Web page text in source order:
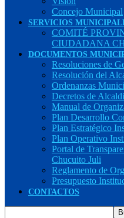
Concejo Municipal
SERVICIOS
COMITÉ
CIUDADANA
DOCUMENTOS
Resoluciones de
Resolución del
Ordenanzas
Decretos de
Manual de
Plan Desarrollo
Plan Estratégico
Plan Operativo
Portal de
Chucuito Juli
Reglamento de
Presupuesto
CONTACTOS